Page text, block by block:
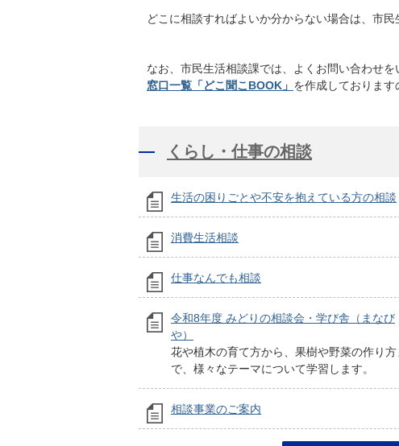
どこに相談すればよいか分からない場合は、市
なお、市民生活相談課では、よくお問い合わせ
窓口一覧「どこ聞こBOOK」 を作成しております
くらし・仕事の相談
生活の困りごとや不安を抱えている方の相談
消費生活相談
仕事なんでも相談
令和8年度 みどりの相談会・学び舎（まなび
や）
花や植木の育て方から、果樹や野菜の作り方
で、様々なテーマについて学習します。
相談事業のご案内